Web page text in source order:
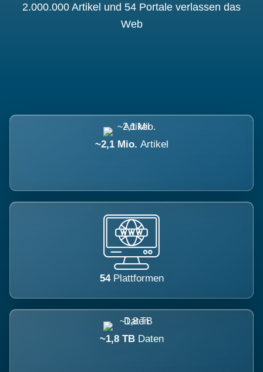
2.000.000 Artikel und 54 Portale verlassen das
Web
~2,1 Mio. Artikel
54 Plattformen
~1,8 TB Daten